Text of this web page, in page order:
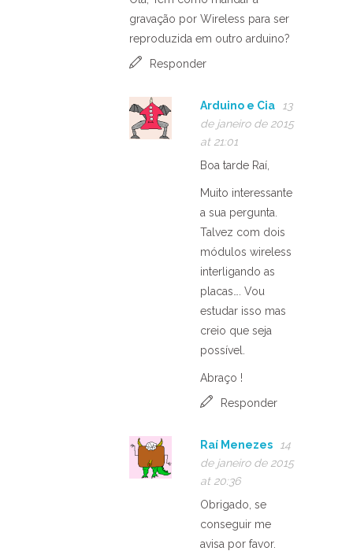
gravação por Wireless para ser
reproduzida em outro arduino?
Responder
Arduino e Cia
13
de janeiro de 2015
at 21:01
Boa tarde Raí,
Muito interessante
a sua pergunta.
Talvez com dois
módulos wireless
interligando as
placas…. Vou
estudar isso mas
creio que seja
possível.
Abraço !
Responder
Raí Menezes
14
de janeiro de 2015
at 20:36
Obrigado, se
conseguir me
avisa por favor.